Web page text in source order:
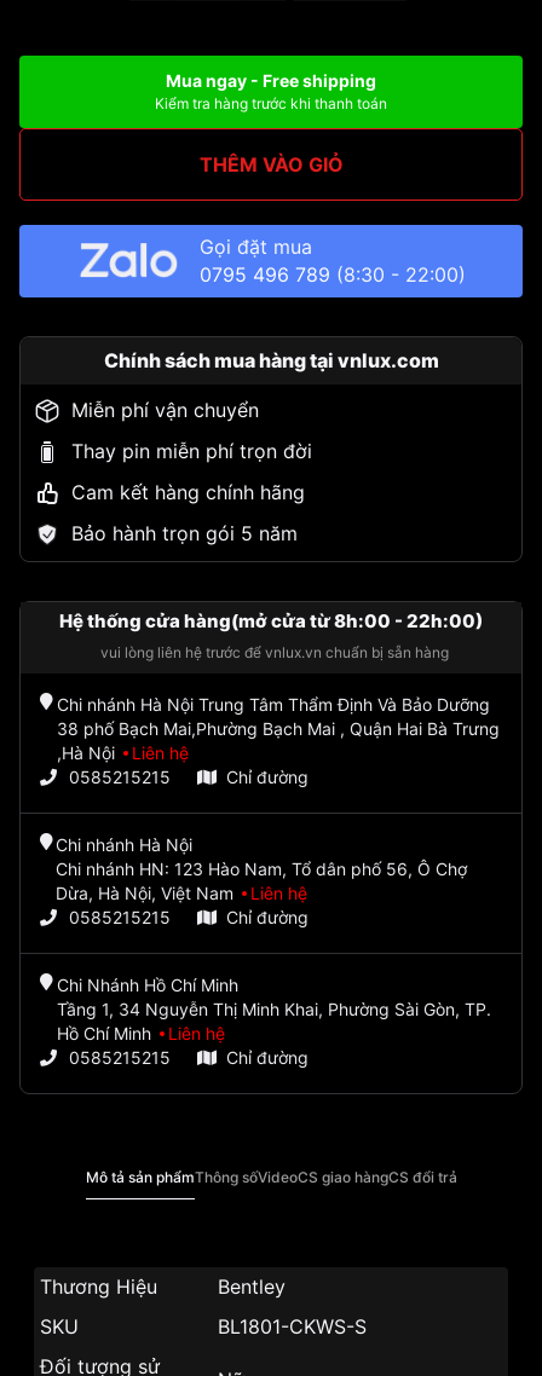
Mua ngay - Free shipping
Kiểm tra hàng trước khi thanh toán
THÊM VÀO GIỎ
Gọi đặt mua
0795 496 789 (8:30 - 22:00)
Chính sách mua hàng tại vnlux.com
Miễn phí vận chuyển
Thay pin miễn phí trọn đời
Cam kết hàng chính hãng
Bảo hành trọn gói 5 năm
Hệ thống cửa hàng(mở cửa từ 8h:00 - 22h:00)
vui lòng liên hệ trước để vnlux.vn chuẩn bị sẵn hàng
Chi nhánh Hà Nội Trung Tâm Thẩm Định Và Bảo Dưỡng
38 phố Bạch Mai,Phường Bạch Mai , Quận Hai Bà Trưng
,Hà Nội
Liên hệ
0585215215
Chỉ đường
Chi nhánh Hà Nội
Chi nhánh HN: 123 Hào Nam, Tổ dân phố 56, Ô Chợ
Dừa, Hà Nội, Việt Nam
Liên hệ
0585215215
Chỉ đường
Chi Nhánh Hồ Chí Minh
Tầng 1, 34 Nguyễn Thị Minh Khai, Phường Sài Gòn, TP.
Hồ Chí Minh
Liên hệ
0585215215
Chỉ đường
Mô tả sản phẩmThông sốVideoCS giao hàngCS đổi trả
Thương Hiệu
Bentley
SKU
BL1801-CKWS-S
Đối tượng sử